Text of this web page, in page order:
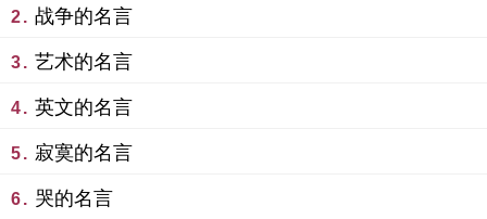
2. 战争的名言
3. 艺术的名言
4. 英文的名言
5. 寂寞的名言
6. 哭的名言